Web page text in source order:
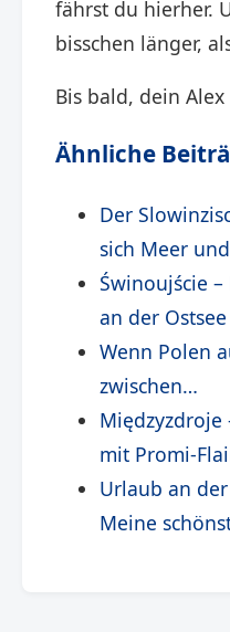
fährst du hierher.
bisschen länger,
Bis bald, dein Alex
Ähnliche
Der
sich Meer
Świnoujście
an der Ostsee
Wenn Polen
zwischen…
Międzyzdroje
mit Promi-
Urlaub an
Meine